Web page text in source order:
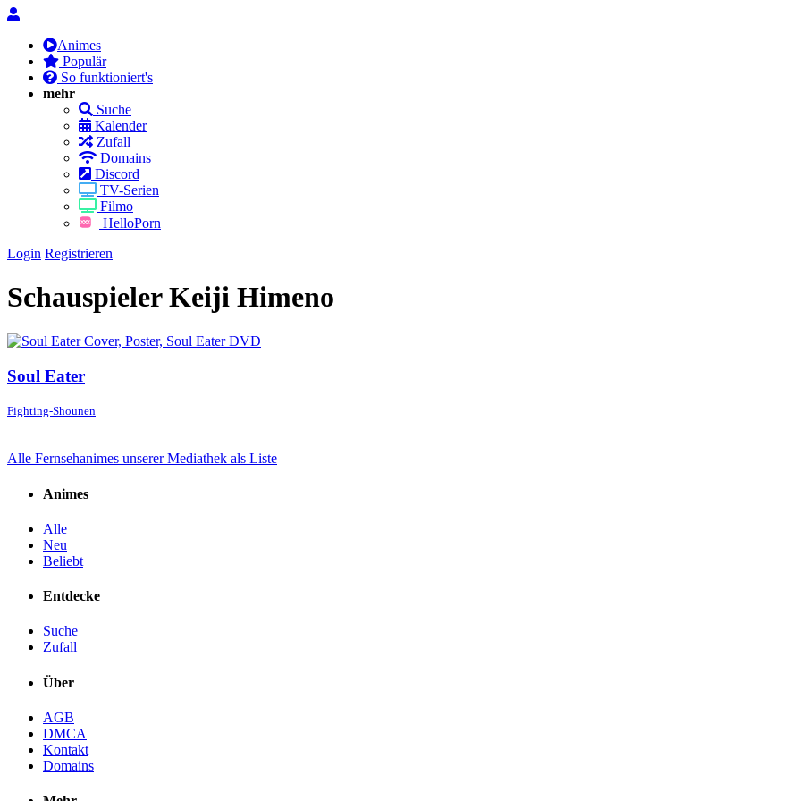
Animes
Populär
So funktioniert's
mehr
Suche
Kalender
Zufall
Domains
Discord
TV-Serien
Filmo
HelloPorn
Login Registrieren
SchauspielerKeiji Himeno
Soul Eater
Fighting-Shounen
Alle Fernsehanimes unserer Mediathek als Liste
Animes
Alle
Neu
Beliebt
Entdecke
Suche
Zufall
Über
AGB
DMCA
Kontakt
Domains